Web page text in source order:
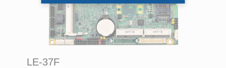
LE-37F